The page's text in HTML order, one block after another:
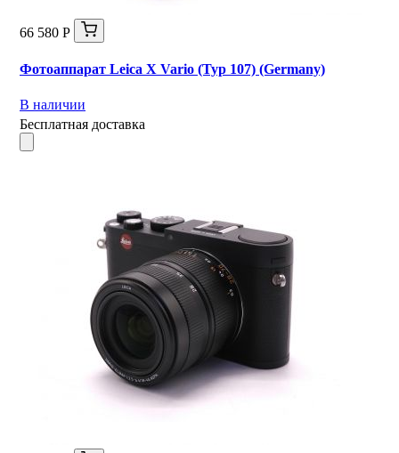
66 580 Р
Фотоаппарат Leica X Vario (Typ 107) (Germany)
В наличии
Бесплатная доставка